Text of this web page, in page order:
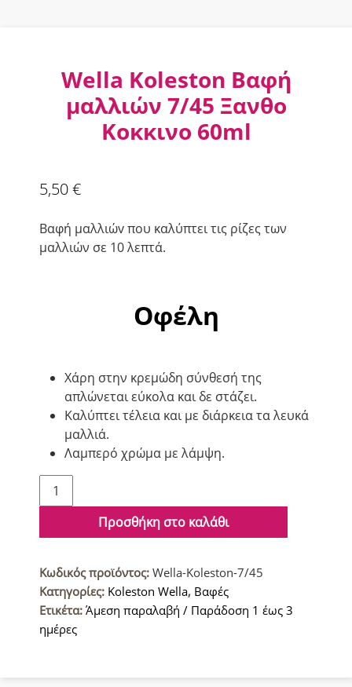
Wella Koleston Βαφή
μαλλιών 7/45 Ξανθο
Κοκκινο 60ml
5,50€
Βαφή μαλλιώv που καλύπτει τις ρίζες των
μαλλιών σε 10 λεπτά.
Οφέλη
Χάρη στην κρεμώδη σύνθεσή της
απλώνεται εύκολα και δε στάζει.
Καλύπτει τέλεια και με διάρκεια τα λευκά
μαλλιά.
Λαμπερό χρώμα με λάμψη.
Wella
Koleston
μαλλιών
Ξανθο
Κοκκινο
60ml
ποσότητα
Προσθήκη στο καλάθι
Κωδικός προϊόντος: Wella-Koleston-7/45
Κατηγορίες: Koleston Wella, Βαφές
Ετικέτα: Άμεση παραλαβή / Παράδοση 1 έως 3
ημέρες